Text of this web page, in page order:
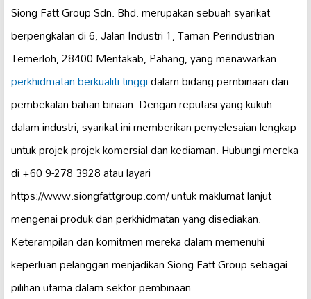
Siong Fatt Group Sdn. Bhd. merupakan sebuah syarikat
berpengkalan di 6, Jalan Industri 1, Taman Perindustrian
Temerloh, 28400 Mentakab, Pahang, yang menawarkan
perkhidmatan berkualiti tinggidalam bidang pembinaan dan
pembekalan bahan binaan. Dengan reputasi yang kukuh
dalam industri, syarikat ini memberikan penyelesaian lengkap
untuk projek-projek komersial dan kediaman. Hubungi mereka
di +60 9-278 3928 atau layari
https://www.siongfattgroup.com/ untuk maklumat lanjut
mengenai produk dan perkhidmatan yang disediakan.
Keterampilan dan komitmen mereka dalam memenuhi
keperluan pelanggan menjadikan Siong Fatt Group sebagai
pilihan utama dalam sektor pembinaan.